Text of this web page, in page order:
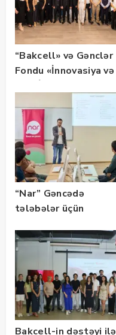
“Bakcell» və Gənclər
Fondu «İnnovasiya və
təqaüd proqramının
qalibləri ilə görüş
keçirib
“Nar” Gəncədə
tələbələr üçün
təlimləri təşkil edib
Bakcell-in dəstəyi ilə